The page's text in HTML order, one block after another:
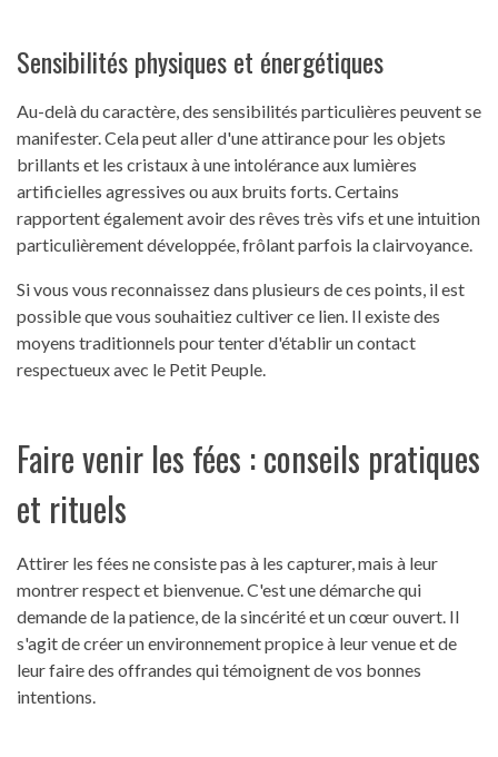
Sensibilités physiques et énergétiques
Au-delà du caractère, des sensibilités particulières peuvent se
manifester. Cela peut aller d'une attirance pour les objets
brillants et les cristaux à une intolérance aux lumières
artificielles agressives ou aux bruits forts. Certains
rapportent également avoir des rêves très vifs et une intuition
particulièrement développée, frôlant parfois la clairvoyance.
Si vous vous reconnaissez dans plusieurs de ces points, il est
possible que vous souhaitiez cultiver ce lien. Il existe des
moyens traditionnels pour tenter d'établir un contact
respectueux avec le Petit Peuple.
Faire venir les fées : conseils pratiques
et rituels
Attirer les fées ne consiste pas à les capturer, mais à leur
montrer respect et bienvenue. C'est une démarche qui
demande de la patience, de la sincérité et un cœur ouvert. Il
s'agit de créer un environnement propice à leur venue et de
leur faire des offrandes qui témoignent de vos bonnes
intentions.